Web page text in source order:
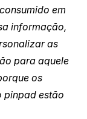
em
informação,
as
para aquele
os
pinpad estão